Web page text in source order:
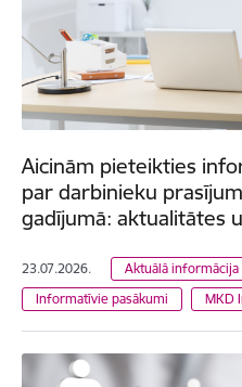
Aicinām pieteikties
par darbinieku
gadījumā: aktualitātes
23.07.2026.
Aktuālā
Informatīvie pasākumi
MKD